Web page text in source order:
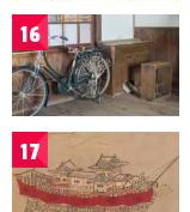
16
17